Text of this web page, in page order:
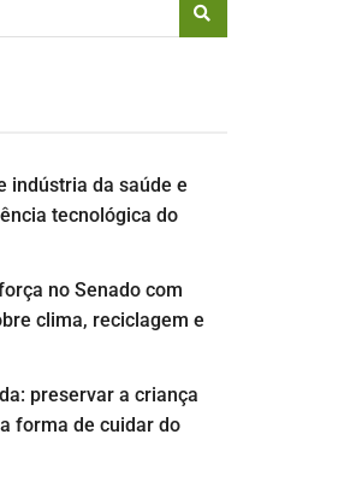
indústria da saúde e
tecnológica do
no Senado com
clima, reciclagem e
preservar a criança
forma de cuidar do